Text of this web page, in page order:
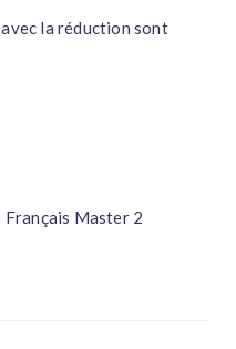
la réduction sont
Français Master 2